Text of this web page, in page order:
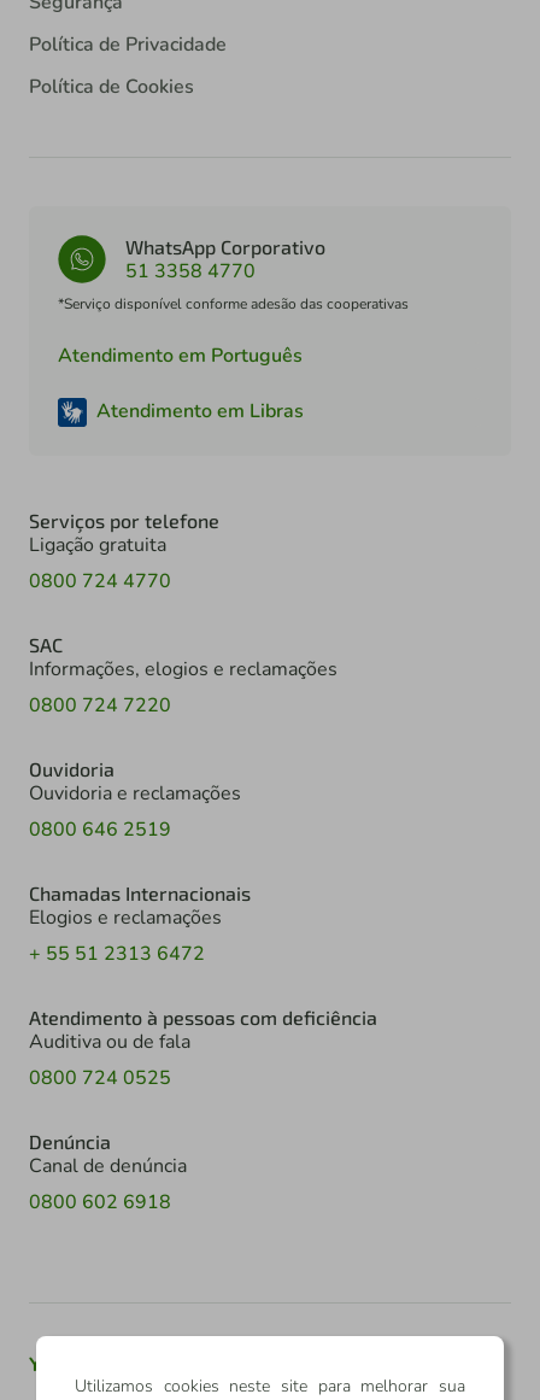
Política de Privacidade
Política de Cookies
WhatsApp Corporativo
51 3358 4770
*Serviço disponível conforme adesão das cooperativas
Atendimento em Português
Atendimento em Libras
Serviços por telefone
Ligação gratuita
0800 724 4770
SAC
Informações, elogios e reclamações
0800 724 7220
Ouvidoria
Ouvidoria e reclamações
0800 646 2519
Chamadas Internacionais
Elogios e reclamações
+ 55 51 2313 6472
Atendimento à pessoas com deficiência
Auditiva ou de fala
0800 724 0525
Denúncia
Canal de denúncia
0800 602 6918
Youtube
Utilizamos cookies neste site para melhorar sua